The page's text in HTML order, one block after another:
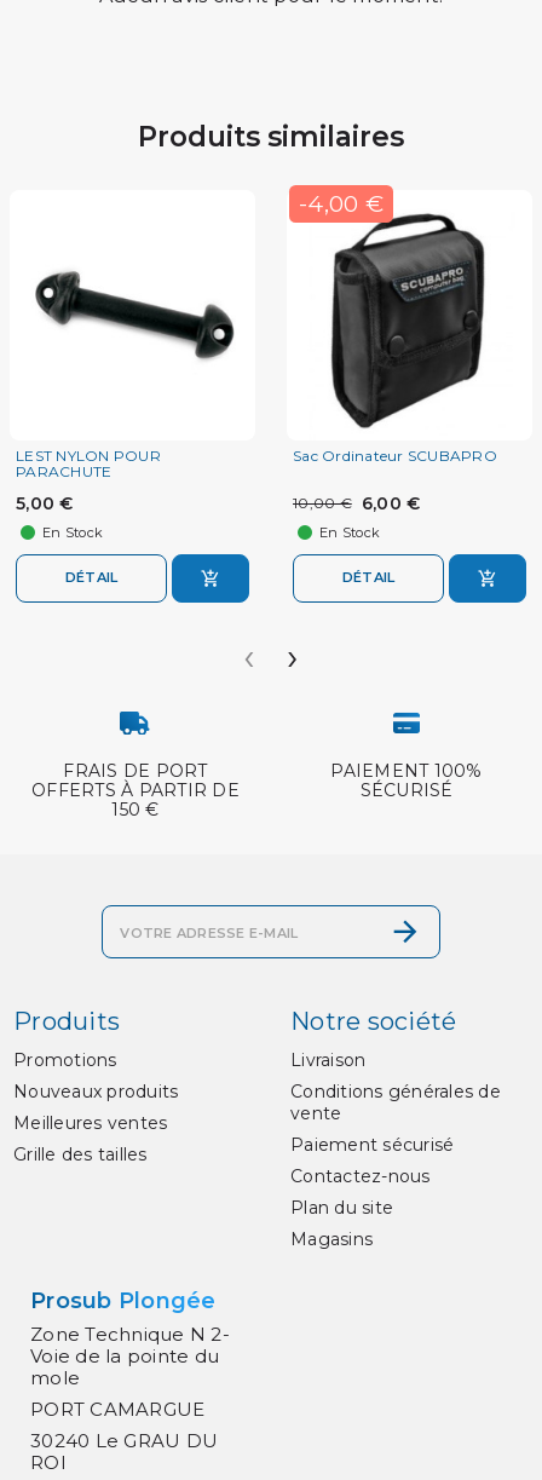
Produits similaires
LEST NYLON POUR
PARACHUTE
5,00 €
En Stock
DÉTAIL
-4,00 €
Sac Ordinateur SCUBAPRO
10,00 € 6,00 €
En Stock
DÉTAIL
‹ ›
FRAIS DE PORT
OFFERTS À PARTIR DE
150 €
PAIEMENT 100%
SÉCURISÉ
Produits
Promotions
Nouveaux produits
Meilleures ventes
Grille des tailles
Notre société
Livraison
Conditions générales de
vente
Paiement sécurisé
Contactez-nous
Plan du site
Magasins
Prosub Plongée
Zone Technique N 2-
Voie de la pointe du
mole
PORT CAMARGUE
30240 Le GRAU DU
ROI